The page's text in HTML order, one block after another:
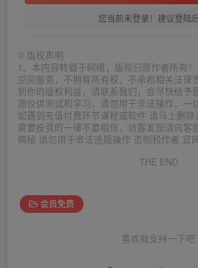
您当前未登录！建议登陆
© 版权声明
1、本内容转载于网络，版权归原作者所有
空间服务，不拥有所有权，不承担相关法律
到你的版权利益，请联系我们，会尽快给予
源仅供测试和学习，请勿用于非法操作，一
如遇到充值付费环节课程或软件 请马上删
需要投资的一律不要相信，访客发现请向客
揭秘 请勿用于非法违规操作 否则和作者 官
THE END
会员免费
喜欢就支持一下吧